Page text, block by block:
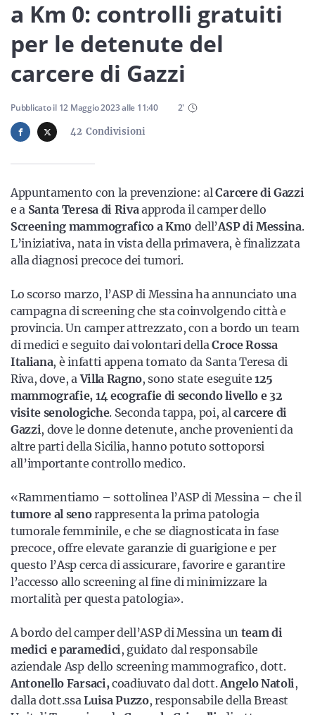
Servizi
Iscriviti
a Km 0: controlli gratuiti
per le detenute del
carcere di Gazzi
42 Condivisioni
Pubblicato il 12 Maggio 2023alle 11:40 2'
Appuntamento con la prevenzione: alCarcere di Gazzi
e a Santa Teresa di Rivaapproda il camper dello
Screening mammografico a Km0 dell’ASP di Messina.
L’iniziativa, nata in vista della primavera, è finalizzata
alla diagnosi precoce dei tumori.
Lo scorso marzo, l’ASP di Messina ha annunciato una
campagna di screening che sta coinvolgendo città e
provincia. Un camper attrezzato, con a bordo un team
di medici e seguito dai volontari dellaCroce Rossa
Italiana, è infatti appena tornato da Santa Teresa di
Riva, dove, aVilla Ragno, sono state eseguite 125
mammografie, 14 ecografie di secondo livello e 32
visite senologiche. Seconda tappa, poi, alcarcere di
Gazzi, dove le donne detenute, anche provenienti da
altre parti della Sicilia, hanno potuto sottoporsi
all’importante controllo medico.
«Rammentiamo – sottolinea l’ASP di Messina – che il
tumore al senorappresenta la prima patologia
tumorale femminile, e che se diagnosticata in fase
precoce, offre elevate garanzie di guarigione e per
questo l’Asp cerca di assicurare, favorire e garantire
l’accesso allo screening al fine di minimizzare la
mortalità per questa patologia».
A bordo del camper dell’ASP di Messina un team di
medici e paramedici, guidato dal responsabile
aziendale Asp dello screening mammografico, dott.
Antonello Farsaci,coadiuvato dal dott.Angelo Natoli,
dalla dott.ssaLuisa Puzzo, responsabile della Breast